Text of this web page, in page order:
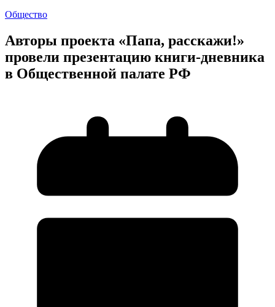
Общество
Авторы проекта «Папа, расскажи!»
провели презентацию книги-дневника
в Общественной палате РФ